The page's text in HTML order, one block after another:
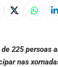
225 persoas
nas